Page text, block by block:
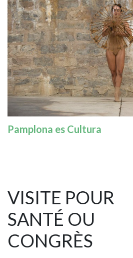
Pamplona es Cultura
VISITE POUR
SANTÉ OU
CONGRÈS